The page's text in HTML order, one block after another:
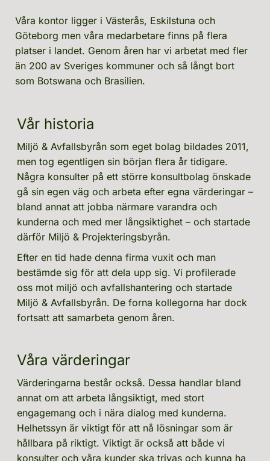
Våra kontor ligger i Västerås, Eskilstuna och
Göteborg men våra medarbetare finns på flera
platser i landet. Genom åren har vi arbetat med fler
än 200 av Sveriges kommuner och så långt bort
som Botswana och Brasilien.
Vår historia
Miljö & Avfallsbyrån som eget bolag bildades 2011,
men tog egentligen sin början flera år tidigare.
Några konsulter på ett större konsultbolag önskade
gå sin egen väg och arbeta efter egna värderingar –
bland annat att jobba närmare varandra och
kunderna och med mer långsiktighet – och startade
därför Miljö & Projekteringsbyrån.
Efter en tid hade denna firma vuxit och man
bestämde sig för att dela upp sig. Vi profilerade
oss mot miljö och avfallshantering och startade
Miljö & Avfallsbyrån. De forna kollegorna har dock
fortsatt att samarbeta genom åren.
Våra värderingar
Värderingarna består också. Dessa handlar bland
annat om att arbeta långsiktigt, med stort
engagemang och i nära dialog med kunderna.
Helhetssyn är viktigt för att nå lösningar som är
hållbara på riktigt. Viktigt är också att både vi
konsulter och våra kunder ska trivas och kunna ha